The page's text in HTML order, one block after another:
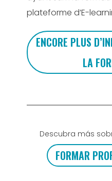
plateforme d’E-
ENCORE PLUS
LA
Descubra más
FORMAR